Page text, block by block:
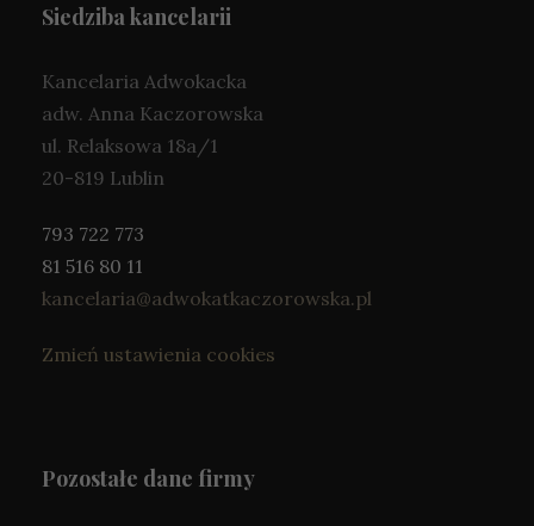
Siedziba kancelarii
Kancelaria Adwokacka
adw. Anna Kaczorowska
ul. Relaksowa 18a/1
20-819 Lublin
793 722 773
81 516 80 11
kancelaria@adwokatkaczorowska.pl
Zmień ustawienia cookies
Pozostałe dane firmy